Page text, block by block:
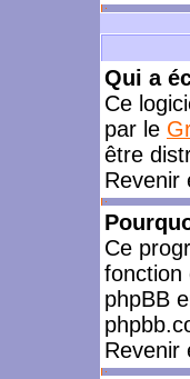
Qui a
Ce
par le
être
Revenir
Ce
fonction
phpBB
Revenir